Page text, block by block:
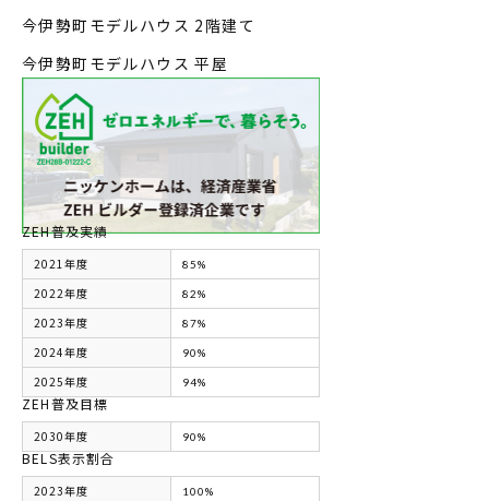
今伊勢町モデルハウス 2階建て
今伊勢町モデルハウス 平屋
ZEH普及実績
2021年度 85%
2022年度 82%
2023年度 87%
2024年度 90%
2025年度 94%
ZEH普及目標
2030年度 90%
BELS表示割合
2023年度 100%